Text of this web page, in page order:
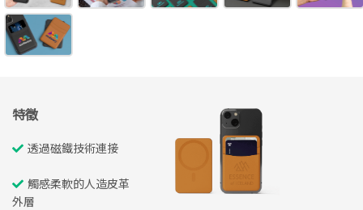
特徵
透過磁鐵技術連接
觸感柔軟的人造皮革
外層